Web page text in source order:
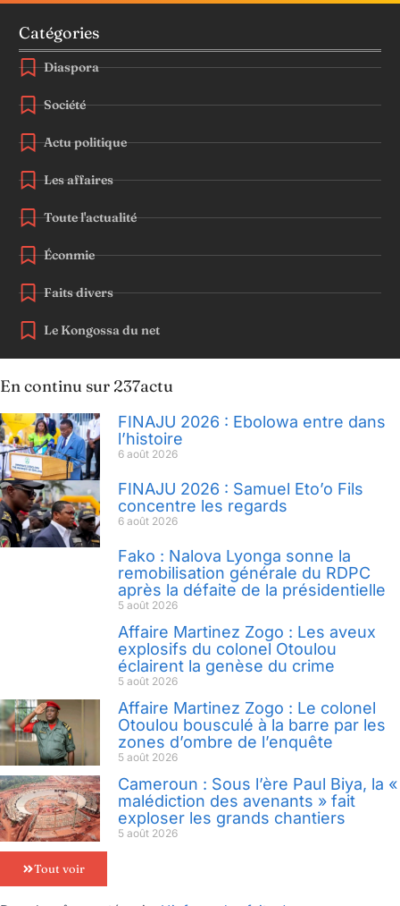
Catégories
Diaspora
Société
Actu politique
Les affaires
Toute l'actualité
Éconmie
Faits divers
Le Kongossa du net
En continu sur 237actu
FINAJU 2026 : Ebolowa entre dans
l’histoire
6 août 2026
FINAJU 2026 : Samuel Eto’o Fils
concentre les regards
6 août 2026
Fako : Nalova Lyonga sonne la
remobilisation générale du RDPC
après la défaite de la présidentielle
5 août 2026
Affaire Martinez Zogo : Les aveux
explosifs du colonel Otoulou
éclairent la genèse du crime
5 août 2026
Affaire Martinez Zogo : Le colonel
Otoulou bousculé à la barre par les
zones d’ombre de l’enquête
5 août 2026
Cameroun : Sous l’ère Paul Biya, la «
malédiction des avenants » fait
exploser les grands chantiers
5 août 2026
Tout voir